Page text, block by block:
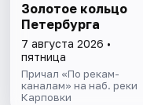
Золотое кольцо
Петербурга
7 августа 2026 •
пятница
Причал «По рекам-
каналам» на наб. реки
Карповки